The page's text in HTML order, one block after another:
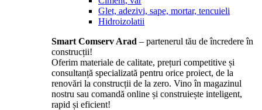
Glet, adezivi, sape, mortar, tencuieli
Hidroizolatii
Smart Comserv Arad – partenerul tău de încredere în
construcții!
Oferim materiale de calitate, prețuri competitive și
consultanță specializată pentru orice proiect, de la
renovări la construcții de la zero. Vino în magazinul
nostru sau comandă online și construiește inteligent,
rapid și eficient!